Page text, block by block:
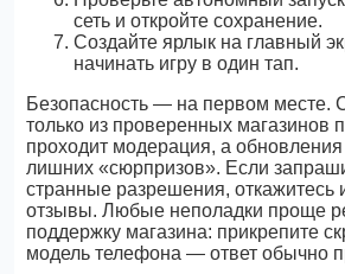
сеть и откройте сохранение.
Создайте ярлык на главный
начинать игру в один тап.
Безопасность — на первом месте.
только из проверенных магазинов
проходит модерация, а обновления
лишних «сюрпризов». Если
странные разрешения, откажитесь
отзывы. Любые неполадки проще
поддержку магазина: прикрепите
модель телефона — ответ обычно